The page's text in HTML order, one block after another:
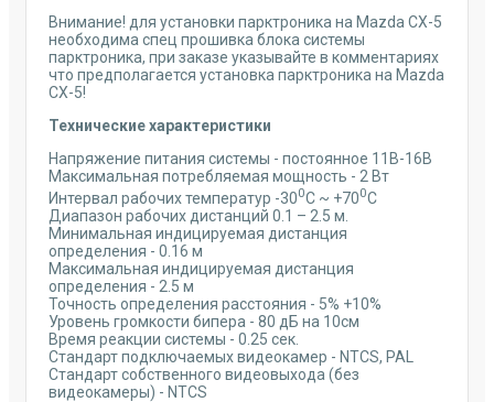
Внимание! для установки парктроника на Mazda CX-5
необходима спец прошивка блока системы
парктроника, при заказе указывайте в комментариях
что предполагается установка парктроника на Mazda
CX-5!
Технические характеристики
Напряжение питания системы - постоянное 11В-16В
Максимальная потребляемая мощность - 2 Вт
Интервал рабочих температур -300С ~ +700С
Диапазон рабочих дистанций 0.1 – 2.5 м.
Минимальная индицируемая дистанция
определения - 0.16 м
Максимальная индицируемая дистанция
определения - 2.5 м
Точность определения расстояния - 5% +10%
Уровень громкости бипера - 80 дБ на 10см
Время реакции системы - 0.25 сек.
Стандарт подключаемых видеокамер - NTCS, PAL
Стандарт собственного видеовыхода (без
видеокамеры) - NTCS